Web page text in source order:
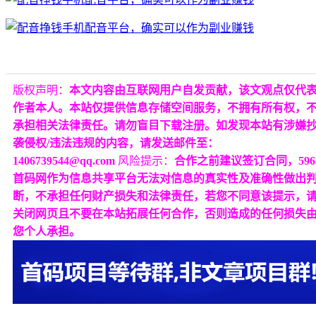
版权声明： 本文内容由互联网用户自发贡献，该文观点仅代
作者本人。本站仅提供信息存储空间服务，不拥有所有权，
承担相关法律责任。请勿盲目下载注册。如发现本站有涉嫌
袭侵权/违法违规的内容，请发送邮件至：
1406739544@qq.com 风险提示： 合作之前建议签订合同，596
首码网作为信息共享平台无法对信息的真实性及准确性做出
断，不承担任何财产损失和法律责任，若您不同意该提示，
关闭网页且不要在本站拓展任何合作，否则造成的任何损失
您个人承担。